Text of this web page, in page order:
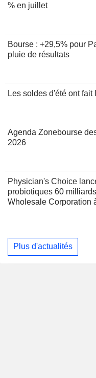
% en juillet
Bourse : +29,5% pour
pluie de résultats
Les soldes d'été ont fait
Agenda Zonebourse
2026
Physician's Choice
probiotiques 60
Wholesale Corporation
Plus d'actualités